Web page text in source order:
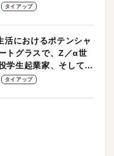
タイアップ
活におけるポテンシャ
トグラスで、Z／α世
学生起業家、そして教
ト【PR】
タイアップ